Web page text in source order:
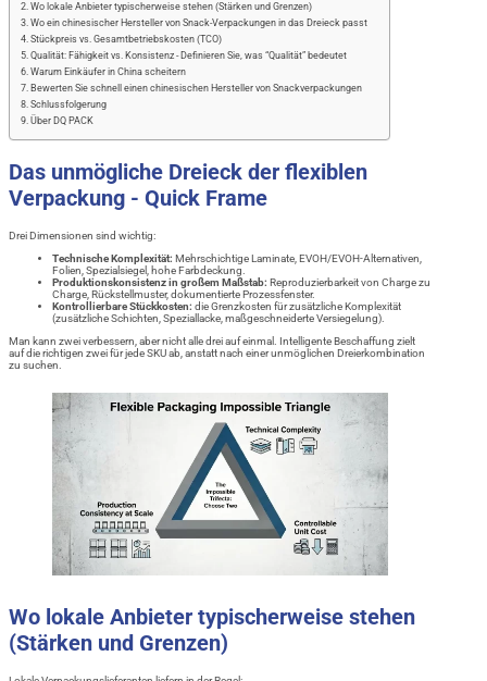
Wo lokale Anbieter typischerweise stehen (Stärken und Grenzen)
Wo ein chinesischer Hersteller von Snack-Verpackungen in das Dreieck passt
Stückpreis vs. Gesamtbetriebskosten (TCO)
Qualität: Fähigkeit vs. Konsistenz - Definieren Sie, was “Qualität” bedeutet
Warum Einkäufer in China scheitern
Bewerten Sie schnell einen chinesischen Hersteller von Snackverpackungen
Schlussfolgerung
Über DQ PACK
Das unmögliche Dreieck der flexiblen
Verpackung - Quick Frame
Drei Dimensionen sind wichtig:
Technische Komplexität: Mehrschichtige Laminate, EVOH/EVOH-Alternativen,
Folien, Spezialsiegel, hohe Farbdeckung.
Produktionskonsistenz in großem Maßstab: Reproduzierbarkeit von Charge zu
Charge, Rückstellmuster, dokumentierte Prozessfenster.
Kontrollierbare Stückkosten: die Grenzkosten für zusätzliche Komplexität
(zusätzliche Schichten, Speziallacke, maßgeschneiderte Versiegelung).
Man kann zwei verbessern, aber nicht alle drei auf einmal. Intelligente Beschaffung zielt
auf die richtigen zwei für jede SKU ab, anstatt nach einer unmöglichen Dreierkombination
zu suchen.
Wo lokale Anbieter typischerweise stehen
(Stärken und Grenzen)